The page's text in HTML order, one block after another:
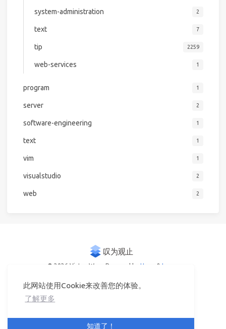
此网站使用Cookie来改善您的体验。
了解更多
知道了！
system-administration 2
text 7
tip 2259
web-services 1
program 1
server 2
software-engineering 1
text 1
vim 1
visualstudio 2
web 2
© 2026 Victor Woo Powered by Hexo & Icarus